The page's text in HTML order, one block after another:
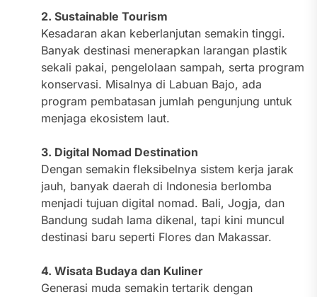
2. Sustainable Tourism
Kesadaran akan keberlanjutan semakin tinggi.
Banyak destinasi menerapkan larangan plastik
sekali pakai, pengelolaan sampah, serta program
konservasi. Misalnya di Labuan Bajo, ada
program pembatasan jumlah pengunjung untuk
menjaga ekosistem laut.
3. Digital Nomad Destination
Dengan semakin fleksibelnya sistem kerja jarak
jauh, banyak daerah di Indonesia berlomba
menjadi tujuan digital nomad. Bali, Jogja, dan
Bandung sudah lama dikenal, tapi kini muncul
destinasi baru seperti Flores dan Makassar.
4. Wisata Budaya dan Kuliner
Generasi muda semakin tertarik dengan